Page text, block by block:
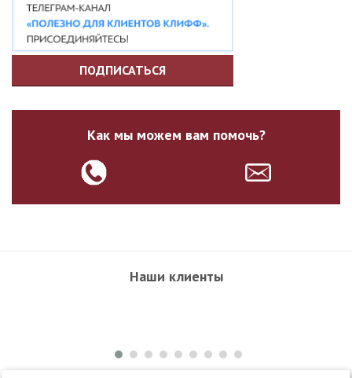
ПОДПИСАТЬСЯ
Как мы можем вам помочь?
Наши клиенты